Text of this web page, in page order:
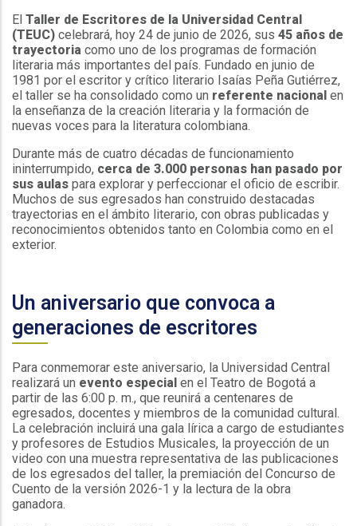
El Taller de Escritores de la Universidad Central
(TEUC) celebrará, hoy 24 de junio de 2026, sus 45 años de
trayectoria como uno de los programas de formación
literaria más importantes del país. Fundado en junio de
1981 por el escritor y crítico literario Isaías Peña Gutiérrez,
el taller se ha consolidado como un referente nacional en
la enseñanza de la creación literaria y la formación de
nuevas voces para la literatura colombiana.
Durante más de cuatro décadas de funcionamiento
ininterrumpido, cerca de 3.000 personas han pasado por
sus aulas para explorar y perfeccionar el oficio de escribir.
Muchos de sus egresados han construido destacadas
trayectorias en el ámbito literario, con obras publicadas y
reconocimientos obtenidos tanto en Colombia como en el
exterior.
Un aniversario que convoca a
generaciones de escritores
Para conmemorar este aniversario, la Universidad Central
realizará un evento especial en el Teatro de Bogotá a
partir de las 6:00 p. m., que reunirá a centenares de
egresados, docentes y miembros de la comunidad cultural.
La celebración incluirá una gala lírica a cargo de estudiantes
y profesores de Estudios Musicales, la proyección de un
video con una muestra representativa de las publicaciones
de los egresados del taller, la premiación del Concurso de
Cuento de la versión 2026-1 y la lectura de la obra
ganadora.